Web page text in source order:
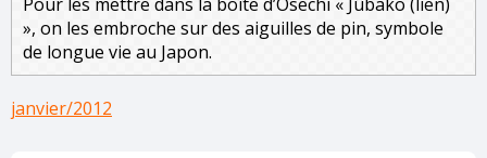
», on les embroche sur des aiguilles de pin, symbole
de longue vie au Japon.
janvier/2012